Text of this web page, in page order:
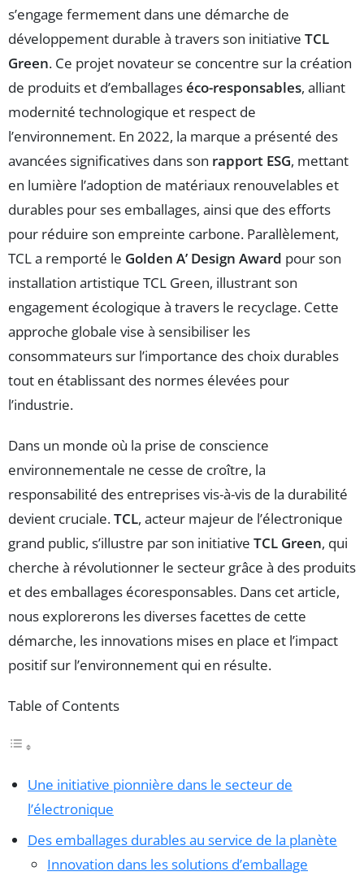
s’engage fermement dans une démarche de
développement durable à travers son initiative TCL
Green. Ce projet novateur se concentre sur la création
de produits et d’emballageséco-responsables, alliant
modernité technologique et respect de
l’environnement. En 2022, la marque a présenté des
avancées significatives dans son rapport ESG, mettant
en lumière l’adoption de matériaux renouvelables et
durables pour ses emballages, ainsi que des efforts
pour réduire son empreinte carbone. Parallèlement,
TCL a remporté le Golden A’ Design Award pour son
installation artistique TCL Green, illustrant son
engagement écologique à travers le recyclage. Cette
approche globale vise à sensibiliser les
consommateurs sur l’importance des choix durables
tout en établissant des normes élevées pour
l’industrie.
Dans un monde où la prise de conscience
environnementale ne cesse de croître, la
responsabilité des entreprises vis-à-vis de la durabilité
devient cruciale.TCL, acteur majeur de l’électronique
grand public, s’illustre par son initiative TCL Green, qui
cherche à révolutionner le secteur grâce à des produits
et des emballages écoresponsables. Dans cet article,
nous explorerons les diverses facettes de cette
démarche, les innovations mises en place et l’impact
positif sur l’environnement qui en résulte.
Table of Contents
Une initiative pionnière dans le secteur de
l’électronique
Des emballages durables au service de la planète
Innovation dans les solutions d’emballage